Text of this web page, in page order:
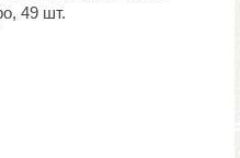
49 шт.